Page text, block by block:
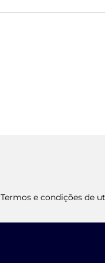
Termos e condições de